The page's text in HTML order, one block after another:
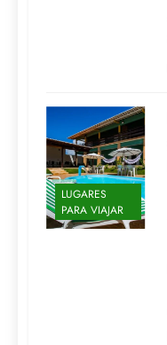
LUGARES
PARA VIAJAR